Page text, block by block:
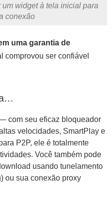
widget à tela inicial para
conexão
uma garantia de
comprovou ser confiável
com seu eficaz bloqueador
velocidades, SmartPlay e
P2P, ele é totalmente
Você também pode
usando tunelamento
ou sua conexão proxy